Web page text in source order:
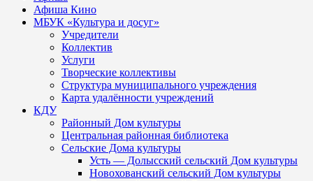
Афиша Кино
МБУК «Культура и досуг»
Учредители
Коллектив
Услуги
Творческие коллективы
Структура муниципального учреждения
Карта удалённости учреждений
КДУ
Районный Дом культуры
Центральная районная библиотека
Сельские Дома культуры
Усть — Долысский сельский Дом культуры
Новохованский сельский Дом культуры